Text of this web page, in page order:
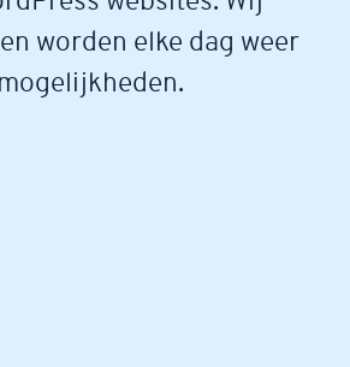
worden elke dag weer